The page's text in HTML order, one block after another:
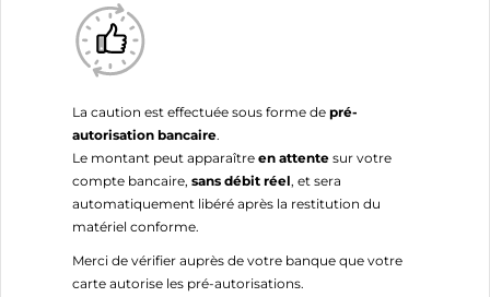
La caution est effectuée sous forme de pré-
autorisation bancaire.
Le montant peut apparaître en attente sur votre
compte bancaire, sans débit réel, et sera
automatiquement libéré après la restitution du
matériel conforme.
Merci de vérifier auprès de votre banque que votre
carte autorise les pré-autorisations.